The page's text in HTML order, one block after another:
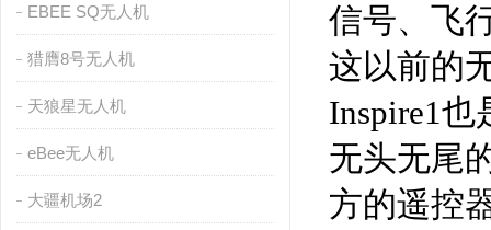
EBEE SQ无人机
猎膺8号无人机
天狼星无人机
eBee无人机
大疆机场2
信号、飞
这以前的
Inspire1
无头无尾
方的遥控